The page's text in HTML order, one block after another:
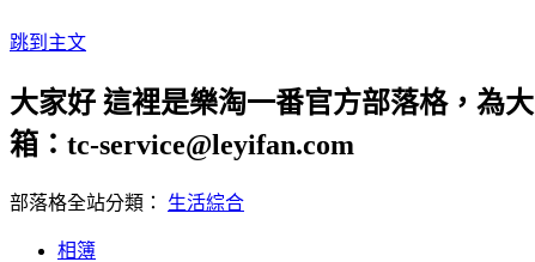
跳到主文
大家好 這裡是樂淘一番官方部落格，為
箱：tc-service@leyifan.com
部落格全站分類： 生活綜合
相簿